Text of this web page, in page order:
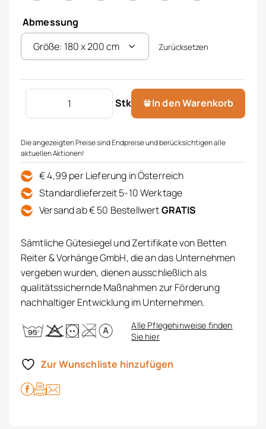
Abmessung
Zurücksetzen
Stk
Jerseyleintuch Menge
In den Warenkorb
Die angezeigten Preise sind Endpreise und berücksichtigen alle
aktuellen Aktionen!
€ 4,99 per Lieferung in Österreich
Standardlieferzeit 5-10 Werktage
Versand ab € 50 BestellwertGRATIS
Sämtliche Gütesiegel und Zertifikate von Betten
Reiter & Vorhänge GmbH, die an das Unternehmen
vergeben wurden, dienen ausschließlich als
qualitätssichernde Maßnahmen zur Förderung
nachhaltiger Entwicklung im Unternehmen.
Alle Pflegehinweise finden
Sie hier
Zur Wunschliste hinzufügen